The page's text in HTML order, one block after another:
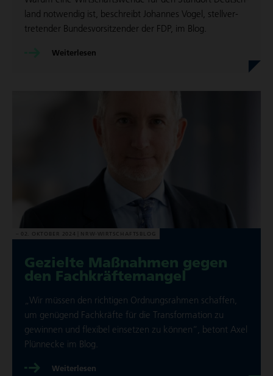
land notwendig ist, beschreibt Johannes Vogel, stell­ver­
tre­ten­der Bun­des­vor­sit­zen­der der FDP, im Blog.
Wei­ter­le­sen
02. OKTOBER 2024 NRW-WIRT­SCHAFTS­BLOG
Gezielte Maßnahmen gegen
den Fach­kräf­te­mangel
„Wir müssen den richtigen Ord­nungs­rah­men schaffen,
um genügend Fach­kräfte für die Trans­for­ma­tion zu
gewinnen und flexibel einsetzen zu können“, betont Axel
Plünnecke im Blog.
Wei­ter­le­sen